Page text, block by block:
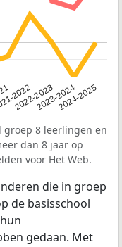
2022
2022-20232023-20242024-2025
groep 8 leerlingen en
dan 8 jaar op
voor Het Web.
die in groep
de basisschool
gedaan. Met